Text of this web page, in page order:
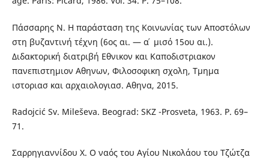
Πάσσαρης Ν. Η παράσταση της Κοινωνίας των Αποστόλων
στη βυζαντινή τέχνη (6ος αι. — α ́ μισό 15ου αι.).
Διδακτορική διατριβή Εθνικον και Καποδιστριακον
πανεπιστημιον Αθηνων, Φιλοσοφικη σχολη, Τμημα
ιστοριασ και αρχαιολογιασ. Αθηνα, 2015.
Radojcić Sv. Mileševa. Beograd: SKZ -Prosveta, 1963. P. 69–
71.
Σαρρηγιαννίδου Χ. Ο ναός του Αγίου Νικολάου του Τζώτζα